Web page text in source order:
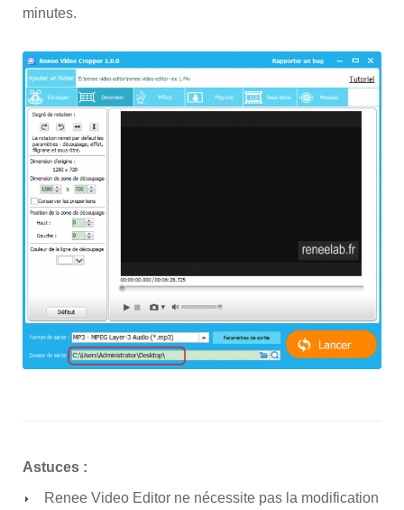
minutes.
Astuces :
Renee Video Editor ne nécessite pas la modification